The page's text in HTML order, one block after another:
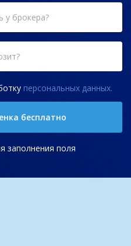
персональных данных.
бесплатно
заполнения поля